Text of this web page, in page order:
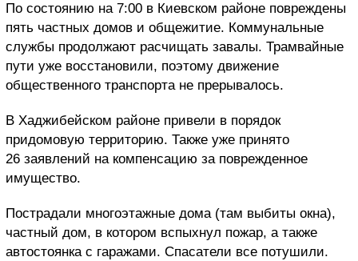
По состоянию на 7:00 в Киевском районе повреждены
пять частных домов и общежитие. Коммунальные
службы продолжают расчищать завалы. Трамвайные
пути уже восстановили, поэтому движение
общественного транспорта не прерывалось.
В Хаджибейском районе привели в порядок
придомовую территорию. Также уже принято
26 заявлений на компенсацию за поврежденное
имущество.
Пострадали многоэтажные дома (там выбиты окна),
частный дом, в котором вспыхнул пожар, а также
автостоянка с гаражами. Спасатели все потушили.